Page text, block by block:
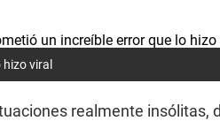
viral
realmente insólitas,